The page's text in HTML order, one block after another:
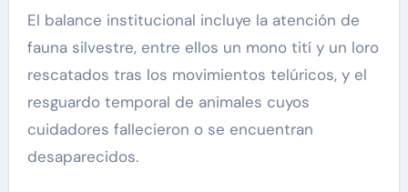
El balance institucional incluye la atención de
fauna silvestre, entre ellos un mono tití y un loro
rescatados tras los movimientos telúricos, y el
resguardo temporal de animales cuyos
cuidadores fallecieron o se encuentran
desaparecidos.